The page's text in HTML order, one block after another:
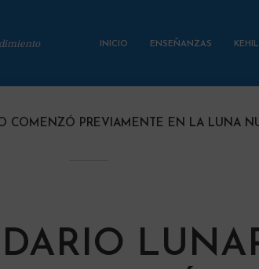
INICIO ENSEÑANZAS
COMENZÓ PREVIAMENTE EN LA LUNA